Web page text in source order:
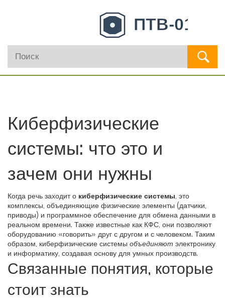
Киберфизические
системы: что это и
зачем они нужны
Когда речь заходит о киберфизические системы, это
комплексы, объединяющие физические элементы (датчики,
приводы) и программное обеспечение для обмена данными в
реальном времени. Также известные как КФС, они позволяют
оборудованию «говорить» друг с другом и с человеком. Таким
образом, киберфизические системы объединяют электронику
и информатику, создавая основу для умных производств.
Связанные понятия, которые
стоит знать